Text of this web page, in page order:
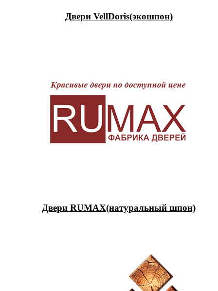
Двери VellDoris(экошпон)
Двери RUMAX(натуральный шпон)